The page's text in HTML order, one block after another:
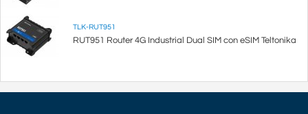
TLK-RUT951
RUT951 Router 4G Industrial Dual SIM con eSIM Teltonika